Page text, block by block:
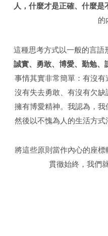
人，什麼才是正確、什麼是
的
這種思考方式以一般的言語
誠實、勇敢、博愛、勤勉、
事情其實非常簡單：有沒
沒有失去勇敢、有沒有欠
擁有博愛精神。我認為，我
然後以不愧為人的生活方式
將這些原則當作內心的座
貫徹始終，我們